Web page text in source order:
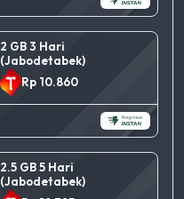
2 GB 3 Hari
(Jabodetabek)
Rp 10.860
2.5 GB 5 Hari
(Jabodetabek)